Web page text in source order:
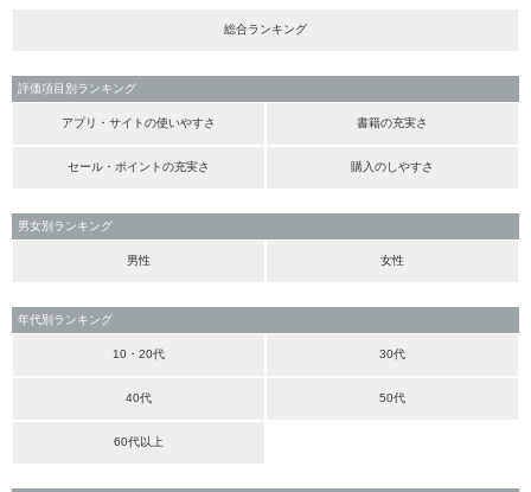
総合ランキング
評価項目別ランキング
アプリ・サイトの使いやすさ 書籍の充実さ
セール・ポイントの充実さ 購入のしやすさ
男女別ランキング
男性 女性
年代別ランキング
10・20代 30代
40代 50代
60代以上